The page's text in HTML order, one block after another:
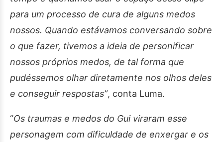
para um processo de cura de alguns medos
nossos. Quando estávamos conversando sobre
o que fazer, tivemos a ideia de personificar
nossos próprios medos, de tal forma que
pudéssemos olhar diretamente nos olhos deles
e conseguir respostas”, conta Luma.
“Os traumas e medos do Gui viraram esse
personagem com dificuldade de enxergar e os